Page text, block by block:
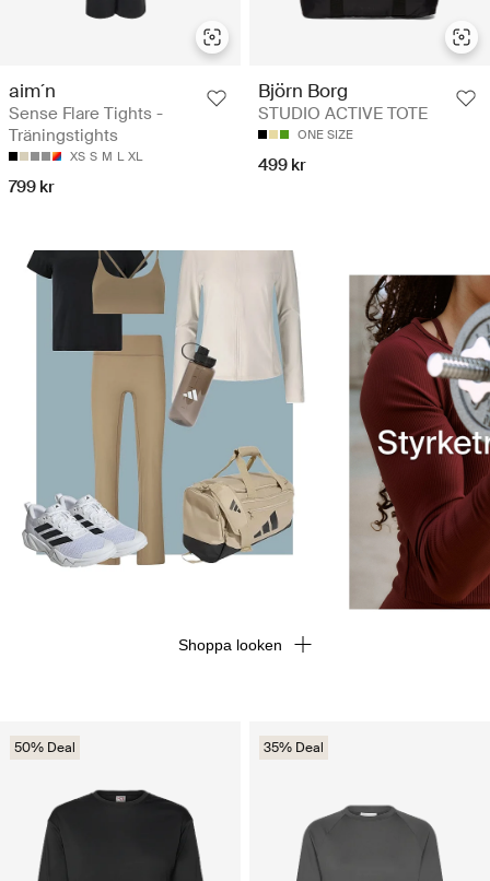
aim´n
Sense Flare Tights -
Träningstights
XS S M L XL
799 kr
Björn Borg
STUDIO ACTIVE TOTE
ONE SIZE
499 kr
50% Deal 35% Deal
Shoppa looken